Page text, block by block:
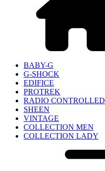
BABY-G
G-SHOCK
EDIFICE
PROTREK
RADIO CONTROLLED
SHEEN
VINTAGE
COLLECTION MEN
COLLECTION LADY